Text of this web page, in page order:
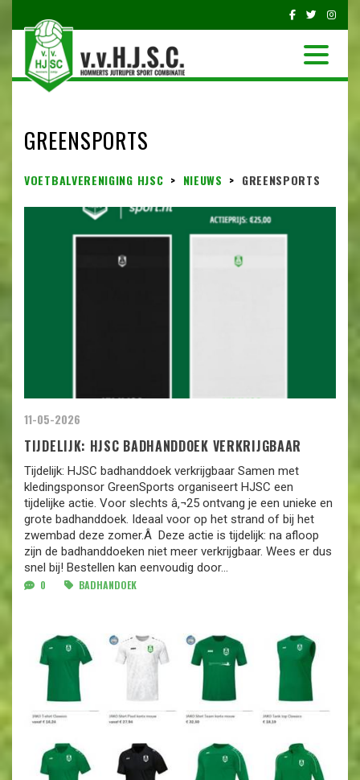
GREENSPORTS
VOETBALVERENIGING HJSC > NIEUWS > GREENSPORTS
11-05-2026
TIJDELIJK: HJSC BADHANDDOEK VERKRIJGBAAR
Tijdelijk: HJSC badhanddoek verkrijgbaar Samen met
kledingsponsor GreenSports organiseert HJSC een
tijdelijke actie. Voor slechts â‚¬25 ontvang je een unieke en
grote badhanddoek. Ideaal voor op het strand of bij het
zwembad deze zomer.Â Deze actie is tijdelijk: na afloop
zijn de badhanddoeken niet meer verkrijgbaar. Wees er dus
snel bij! Bestellen kan eenvoudig door...
0 BADHANDOEK